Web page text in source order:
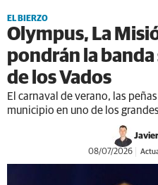
EL BIERZO
Olympus, La
pondrán la banda
de los Vados
El carnaval de verano, las
municipio en uno de los
08/07/2026